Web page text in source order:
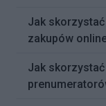
Jak
zakupów
Jak